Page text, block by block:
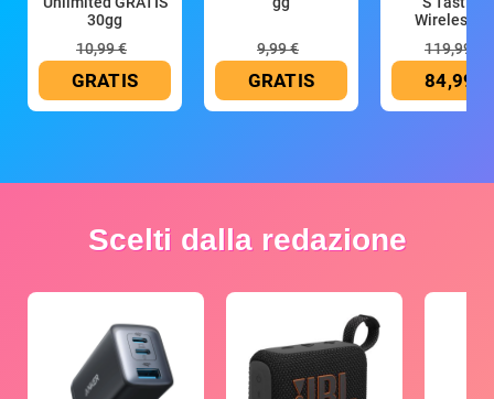
30gg
10,99 €
GRATIS
9,99 €
GRATIS
Wireless
119,99 €
84,99 €
Scelti dalla redazione